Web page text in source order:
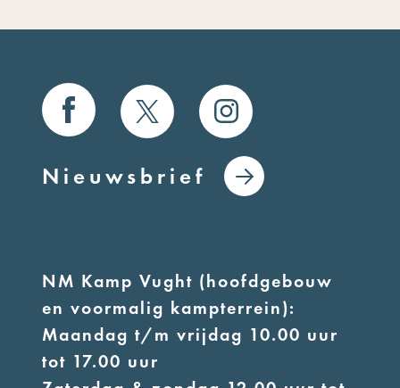
Nieuwsbrief
NM Kamp Vught (hoofdgebouw
en voormalig kampterrein):
Maandag t/m vrijdag 10.00 uur
tot 17.00 uur